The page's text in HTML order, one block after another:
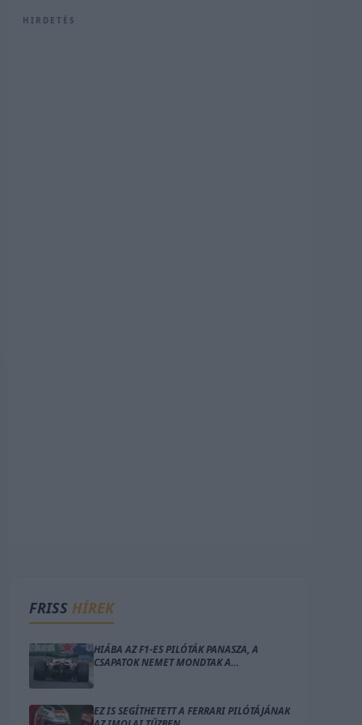
HIRDETÉS
FRISS HÍREK
HIÁBA AZ F1-ES PILÓTÁK PANASZA, A
CSAPATOK NEMET MONDTAK A
EZ IS SEGÍTHETETT A FERRARI PILÓTÁJÁNAK